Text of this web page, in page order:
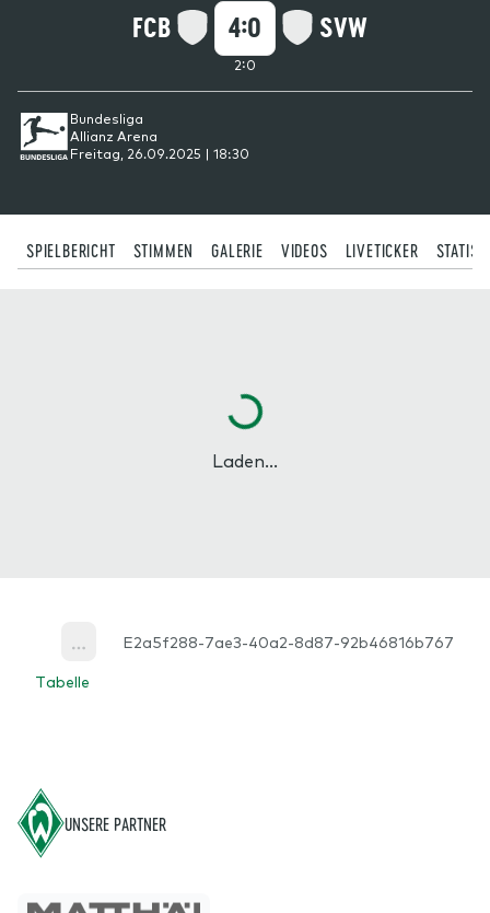
Bundesliga
Allianz Arena
Freitag, 26.09.2025 | 18:30
FCB 4:0
2:0
SVW
SPIELBERICHT STIMMEN GALERIE VIDEOS LIVETICKER
Laden...
E2a5f288-7ae3-40a2-8d87-92b46816b767
Tabelle
UNSERE PARTNER